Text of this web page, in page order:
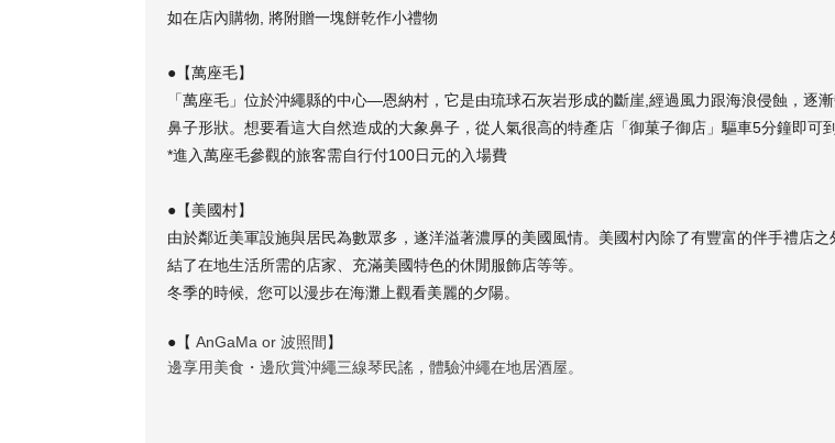
如在店內購物, 將附贈一塊餅乾作小禮物
● 【萬座毛】
「萬座毛」位於沖繩縣的中心—恩納村，它是由琉球石灰岩形成的斷崖,經過風力跟海浪侵蝕，逐
鼻子形狀。想要看這大自然造成的大象鼻子，從人氣很高的特產店「御菓子御店」驅車5分鐘即可到
*進入萬座毛參觀的旅客需自行付100日元的入場費
● 【美國村】
由於鄰近美軍設施與居民為數眾多，遂洋溢著濃厚的美國風情。美國村內除了有豐富的伴手禮店之
結了在地生活所需的店家、充滿美國特色的休閒服飾店等等。
冬季的時候, 您可以漫步在海灘上觀看美麗的夕陽。
● 【 AnGaMa or 波照間 】
邊享用美食・邊欣賞沖繩三線琴民謠，體驗沖繩在地居酒屋。